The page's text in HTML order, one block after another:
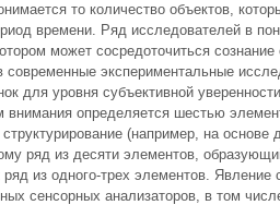
то количество объектов,
времени. Ряд исследователей в
может сосредоточиться сознание
экспериментальные
для уровня субъективной
внимания определяется шестью
(например, на
ряд из десяти элементов,
из одного-трех элементов.
сенсорных анализаторов, в том